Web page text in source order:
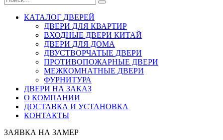
КАТАЛОГ ДВЕРЕЙ
ДВЕРИ ДЛЯ КВАРТИР
ВХОДНЫЕ ДВЕРИ КИТАЙ
ДВЕРИ ДЛЯ ДОМА
ДВУСТВОРЧАТЫЕ ДВЕРИ
ПРОТИВОПОЖАРНЫЕ ДВЕРИ
МЕЖКОМНАТНЫЕ ДВЕРИ
ФУРНИТУРА
ДВЕРИ НА ЗАКАЗ
О КОМПАНИИ
ДОСТАВКА И УСТАНОВКА
КОНТАКТЫ
ЗАЯВКА НА ЗАМЕР